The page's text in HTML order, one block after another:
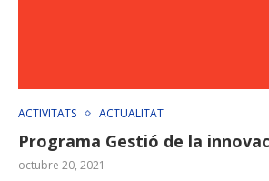
ACTIVITATS ACTUALITAT
Programa Gestió de la
octubre 20, 2021